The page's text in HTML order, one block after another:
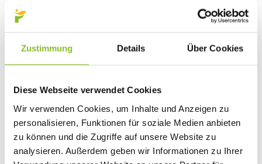
Zustimmung Details Über Cookies
Diese Webseite verwendet Cookies
Wir verwenden Cookies, um Inhalte und Anzeigen zu
personalisieren, Funktionen für soziale Medien anbieten
zu können und die Zugriffe auf unsere Website zu
analysieren. Außerdem geben wir Informationen zu Ihrer
Tabakausstellung
Bibliothek
Essen und Trinken in Frastanz
Naturbad Untere Au
Schwimmbad Felsenau
Wandern in Frastanz
Schilift Bazora
Spiel- und Sportstätten